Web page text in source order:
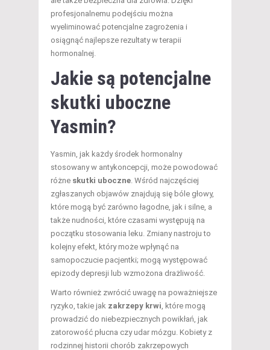
profesjonalnemu podejściu można
wyeliminować potencjalne zagrożenia i
osiągnąć najlepsze rezultaty w terapii
hormonalnej.
Jakie są potencjalne
skutki uboczne
Yasmin?
Yasmin, jak każdy środek hormonalny
stosowany w antykoncepcji, może powodować
różne skutki uboczne . Wśród najczęściej
zgłaszanych objawów znajdują się bóle głowy,
które mogą być zarówno łagodne, jak i silne, a
także nudności, które czasami występują na
początku stosowania leku. Zmiany nastroju to
kolejny efekt, który może wpłynąć na
samopoczucie pacjentki; mogą występować
epizody depresji lub wzmożona drażliwość.
Warto również zwrócić uwagę na poważniejsze
ryzyko, takie jak zakrzepy krwi , które mogą
prowadzić do niebezpiecznych powikłań, jak
zatorowość płucna czy udar mózgu. Kobiety z
rodzinnej historii chorób zakrzepowych